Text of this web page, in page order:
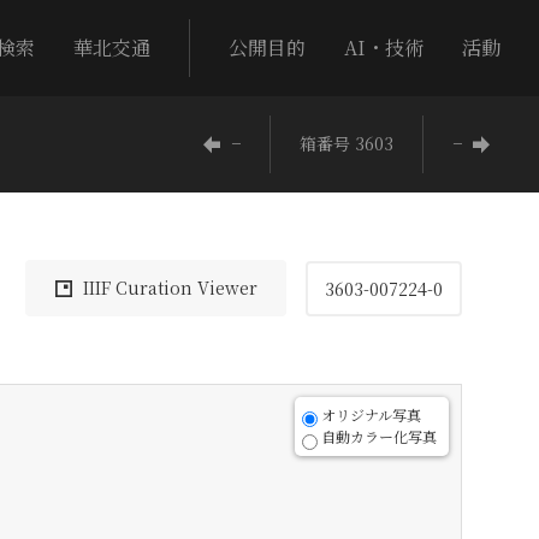
索 華北交通 公開目的 AI・技術 活動
− 箱番号 3603 −
IIIF Curation Viewer 3603-007224-0
オリジナル写真
自動カラー化写真